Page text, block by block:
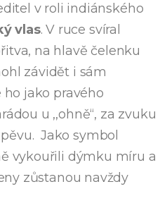
v roli indiánského
vlas. V ruce svíral
na hlavě čelenku
závidět i sám
jako pravého
u ,,ohně“, za zvuku
Jako symbol
vykouřili dýmku míru a
zůstanou navždy